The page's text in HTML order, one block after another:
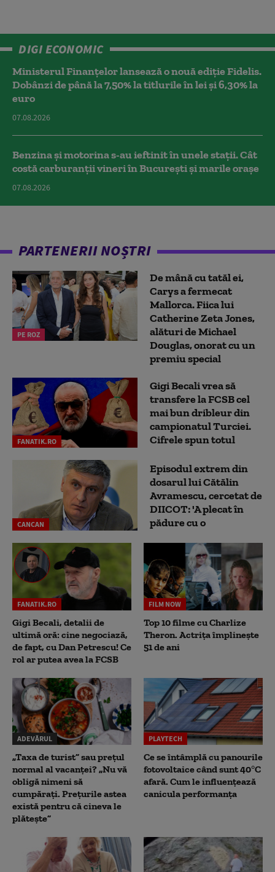
DIGI ECONOMIC
Ministerul Finanțelor lansează o nouă ediție Fidelis.
Dobânzi de până la 7,50% la titlurile în lei și 6,30% la
euro
07.08.2026
Benzina și motorina s-au ieftinit în unele stații. Cât
costă carburanții vineri în București și marile orașe
07.08.2026
PARTENERII NOȘTRI
PE ROZ
De mână cu tatăl ei,
Carys a fermecat
Mallorca. Fiica lui
Catherine Zeta Jones,
alături de Michael
Douglas, onorat cu un
premiu special
FANATIK.RO
Gigi Becali vrea să
transfere la FCSB cel
mai bun dribleur din
campionatul Turciei.
Cifrele spun totul
CANCAN
Episodul extrem din
dosarul lui Cătălin
Avramescu, cercetat de
DIICOT: 'A plecat în
pădure cu o
FANATIK.RO
Gigi Becali, detalii de
ultimă oră: cine negociază,
de fapt, cu Dan Petrescu! Ce
rol ar putea avea la FCSB
FILM NOW
Top 10 filme cu Charlize
Theron. Actrița împlinește
51 de ani
ADEVĂRUL
„Taxa de turist” sau prețul
normal al vacanței? „Nu vă
obligă nimeni să
cumpărați. Prețurile astea
există pentru că cineva le
plătește”
PLAYTECH
Ce se întâmplă cu panourile
fotovoltaice când sunt 40°C
afară. Cum le influențează
canicula performanța